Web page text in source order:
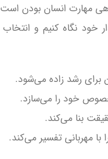
مهارت انسان بودن
خود نگاه کنیم و
برای رشد زاده می‌شود.
خود را می‌سازد.
بنا می‌کند.
مهربانی تفسیر می‌کند.